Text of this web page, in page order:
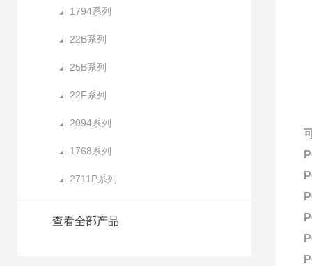
1794系列
22B系列
25B系列
22F系列
2094系列
1768系列
2711P系列
查看全部产品